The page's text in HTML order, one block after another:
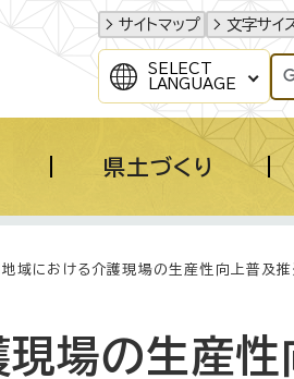
サイトマップ 文字サイ
SELECT
LANGUAGE
県土づくり
地域における介護現場の生産性向上普及
現場の生産性